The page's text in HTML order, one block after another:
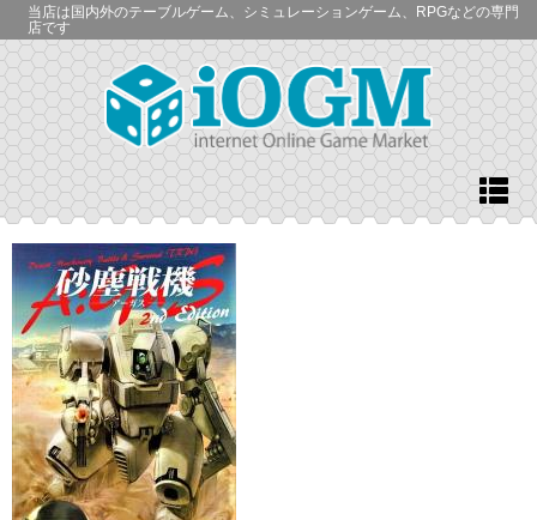
当店は国内外のテーブルゲーム、シミュレーションゲーム、RPGなどの専門
店です